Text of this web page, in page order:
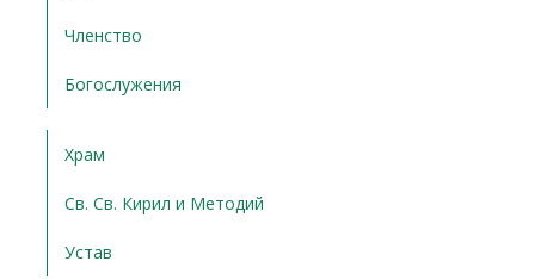
Членство
Богослужения
Храм
Св. Св. Кирил и Методий
Устав